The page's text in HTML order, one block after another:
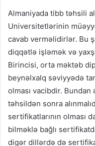
Almaniyada tibb təhsili
Universitetlərinin
cavab verməlidirlər. Bu
diqqətlə işləmək və
Birincisi, orta məktəb
beynəlxalq səviyyədə
olması vacibdir. Bundan
təhsildən sonra
sertifikatlarının olması
bilməklə bağlı
digər dillərdə də